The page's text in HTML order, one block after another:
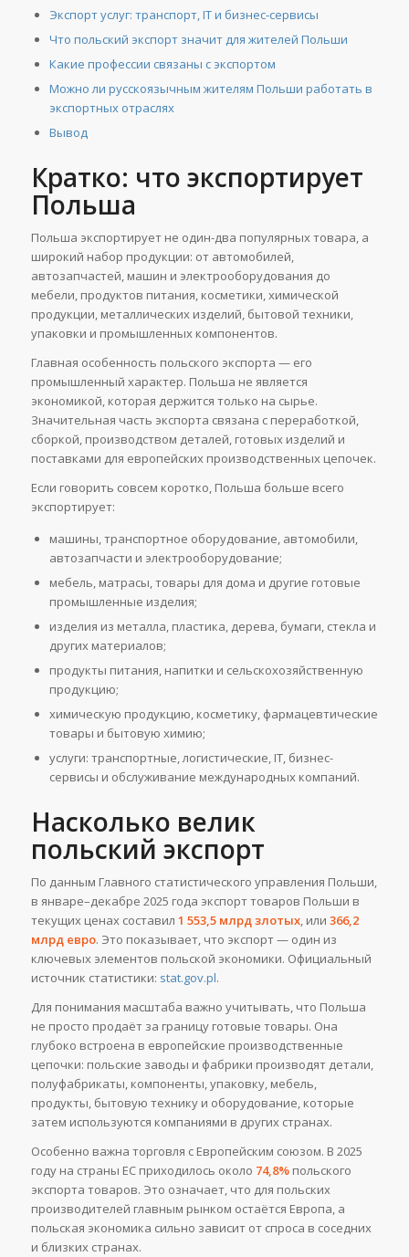
Экспорт услуг: транспорт, IT и бизнес-сервисы
Что польский экспорт значит для жителей Польши
Какие профессии связаны с экспортом
Можно ли русскоязычным жителям Польши работать в
экспортных отраслях
Вывод
Кратко: что экспортирует
Польша
Польша экспортирует не один-два популярных товара, а
широкий набор продукции: от автомобилей,
автозапчастей, машин и электрооборудования до
мебели, продуктов питания, косметики, химической
продукции, металлических изделий, бытовой техники,
упаковки и промышленных компонентов.
Главная особенность польского экспорта — его
промышленный характер. Польша не является
экономикой, которая держится только на сырье.
Значительная часть экспорта связана с переработкой,
сборкой, производством деталей, готовых изделий и
поставками для европейских производственных цепочек.
Если говорить совсем коротко, Польша больше всего
экспортирует:
машины, транспортное оборудование, автомобили,
автозапчасти и электрооборудование;
мебель, матрасы, товары для дома и другие готовые
промышленные изделия;
изделия из металла, пластика, дерева, бумаги, стекла и
других материалов;
продукты питания, напитки и сельскохозяйственную
продукцию;
химическую продукцию, косметику, фармацевтические
товары и бытовую химию;
услуги: транспортные, логистические, IT, бизнес-
сервисы и обслуживание международных компаний.
Насколько велик
польский экспорт
По данным Главного статистического управления Польши,
в январе–декабре 2025 года экспорт товаров Польши в
текущих ценах составил 1 553,5 млрд злотых, или 366,2
млрд евро. Это показывает, что экспорт — один из
ключевых элементов польской экономики. Официальный
источник статистики: stat.gov.pl.
Для понимания масштаба важно учитывать, что Польша
не просто продаёт за границу готовые товары. Она
глубоко встроена в европейские производственные
цепочки: польские заводы и фабрики производят детали,
полуфабрикаты, компоненты, упаковку, мебель,
продукты, бытовую технику и оборудование, которые
затем используются компаниями в других странах.
Особенно важна торговля с Европейским союзом. В 2025
году на страны ЕС приходилось около 74,8%польского
экспорта товаров. Это означает, что для польских
производителей главным рынком остаётся Европа, а
польская экономика сильно зависит от спроса в соседних
и близких странах.